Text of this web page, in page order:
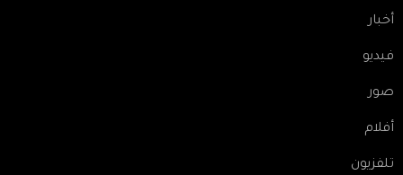
أخبار
فيديو
صور
أفلام
تلفزيون